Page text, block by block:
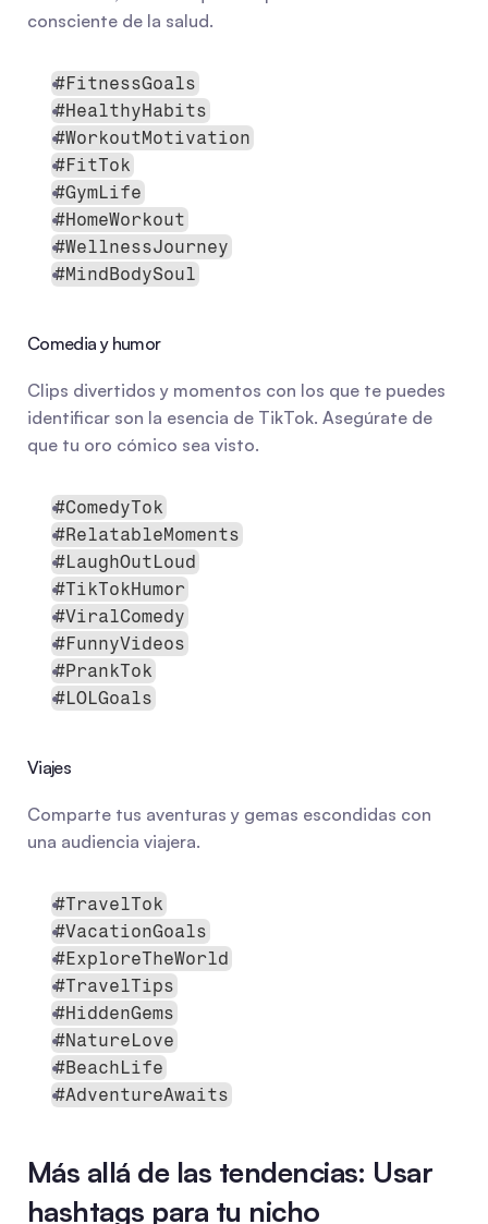
consciente de la salud.
#FitnessGoals
#HealthyHabits
#WorkoutMotivation
#FitTok
#GymLife
#HomeWorkout
#WellnessJourney
#MindBodySoul
Comedia y humor
Clips divertidos y momentos con los que te puedes
identificar son la esencia de TikTok. Asegúrate de
que tu oro cómico sea visto.
#ComedyTok
#RelatableMoments
#LaughOutLoud
#TikTokHumor
#ViralComedy
#FunnyVideos
#PrankTok
#LOLGoals
Viajes
Comparte tus aventuras y gemas escondidas con
una audiencia viajera.
#TravelTok
#VacationGoals
#ExploreTheWorld
#TravelTips
#HiddenGems
#NatureLove
#BeachLife
#AdventureAwaits
Más allá de las tendencias: Usar
hashtags para tu nicho